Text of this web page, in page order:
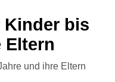
Kinder bis
Eltern